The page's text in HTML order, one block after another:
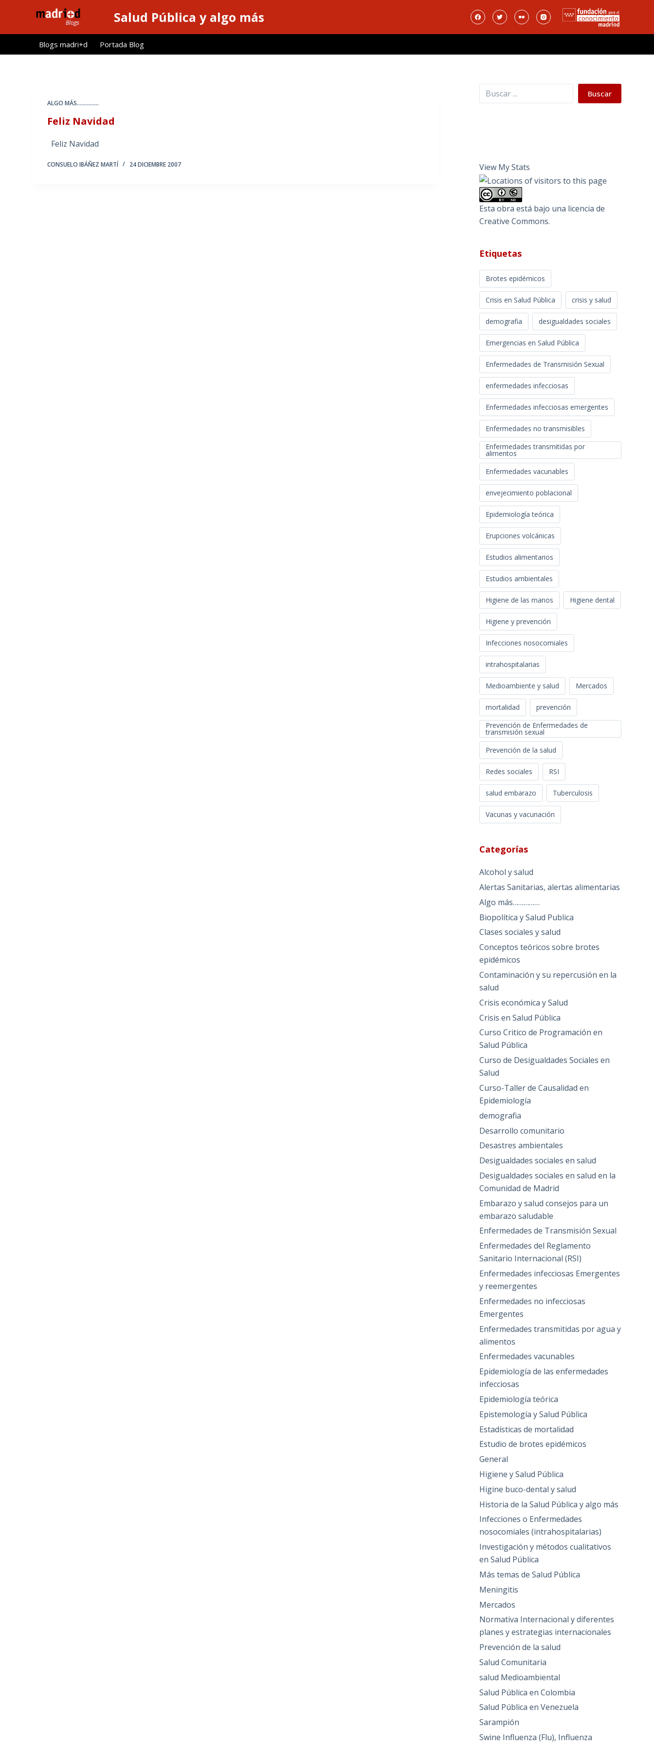
l
Salud Pública y algo más
Blogs madri+d Portada Blog
ALGO MÁS...............
Feliz Navidad
Feliz Navidad
CONSUELO IBÁÑEZ MARTÍ 24 DICIEMBRE 2007
Buscar Buscar
View My Stats
Esta obra está bajo una licencia de
Creative Commons.
Etiquetas
Brotes epidémicos
Crisis en Salud Pública crisis y salud
demografia desigualdades sociales
Emergencias en Salud Pública
Enfermedades de Transmisión Sexual
enfermedades infecciosas
Enfermedades infecciosas emergentes
Enfermedades no transmisibles
Enfermedades transmitidas por
alimentos
Enfermedades vacunables
envejecimiento poblacional
Epidemiología teórica
Erupciones volcánicas
Estudios alimentarios
Estudios ambientales
Higiene de las manos Higiene dental
Higiene y prevención
Infecciones nosocomiales
intrahospitalarias
Medioambiente y salud Mercados
mortalidad
prevención
Prevención de Enfermedades de
transmisión sexual
Prevención de la salud
Redes sociales RSI
salud embarazo Tuberculosis
Vacunas y vacunación
Categorías
Alcohol y salud
Alertas Sanitarias, alertas alimentarias
Algo más……………
Biopolítica y Salud Publica
Clases sociales y salud
Conceptos teóricos sobre brotes
epidémicos
Contaminación y su repercusión en la
salud
Crisis económica y Salud
Crisis en Salud Pública
Curso Critico de Programación en
Salud Pública
Curso de Desigualdades Sociales en
Salud
Curso-Taller de Causalidad en
Epidemiología
demografia
Desarrollo comunitario
Desastres ambientales
Desigualdades sociales en salud
Desigualdades sociales en salud en la
Comunidad de Madrid
Embarazo y salud consejos para un
embarazo saludable
Enfermedades de Transmisión Sexual
Enfermedades del Reglamento
Sanitario Internacional (RSI)
Enfermedades infecciosas Emergentes
y reemergentes
Enfermedades no infecciosas
Emergentes
Enfermedades transmitidas por agua y
alimentos
Enfermedades vacunables
Epidemiología de las enfermedades
infecciosas
Epidemiología teórica
Epistemología y Salud Pública
Estadísticas de mortalidad
Estudio de brotes epidémicos
General
Higiene y Salud Pública
Higine buco-dental y salud
Historia de la Salud Pública y algo más
Infecciones o Enfermedades
nosocomiales (intrahospitalarias)
Investigación y métodos cualitativos
en Salud Pública
Más temas de Salud Pública
Meningitis
Mercados
Normativa Internacional y diferentes
planes y estrategias internacionales
Prevención de la salud
Salud Comunitaria
salud Medioambiental
Salud Pública en Colombia
Salud Pública en Venezuela
Sarampión
Swine Influenza (Flu), Influenza